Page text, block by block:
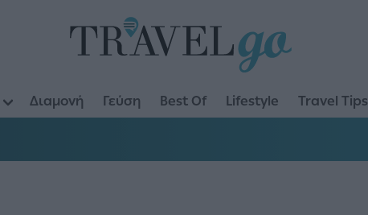
Διαμονή Γεύση Best Of Lifestyle Travel Tips